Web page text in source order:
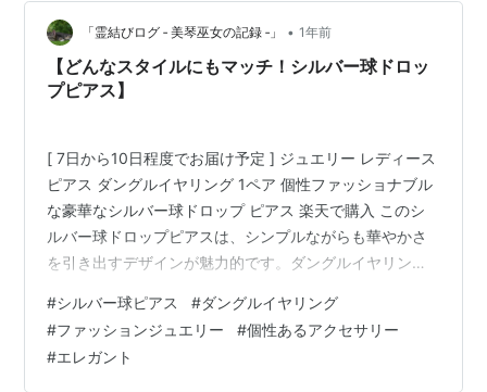
「霊結びログ ‐ 美琴巫女の記録 ‐」 • 1年前
【どんなスタイルにもマッチ！シルバー球ドロッ
プピアス】
[ 7日から10日程度でお届け予定 ] ジュエリー レディース
ピアス ダングルイヤリング 1ペア 個性ファッショナブル
な豪華なシルバー球ドロップ ピアス 楽天で購入 このシ
ルバー球ドロップピアスは、シンプルながらも華やかさ
を引き出すデザインが魅力的です。ダングルイヤリング
が加わることで一層華やかになります。どんなスタイル
にも合わせやすく、カジュアルにもエレガントにも対応
できるため、デイリー使いから特別な日のコーディネー
#シルバー球ピアス #ダングルイヤリング
#ファッションジュエリー #個性あるアクセサリー
#エレガント